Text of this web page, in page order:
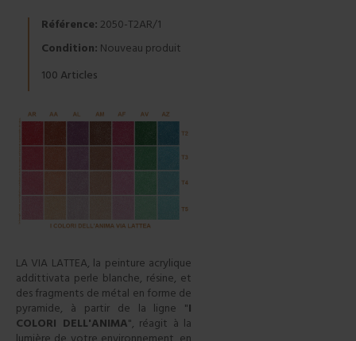
Référence:2050-T2AR/1
Condition: Nouveau produit
100 Articles
LA VIA LATTEA, la peinture acrylique
addittivata perle blanche, résine, et
des fragments de métal en forme de
pyramide, à partir de la ligne "I
COLORI DELL'ANIMA", réagit à la